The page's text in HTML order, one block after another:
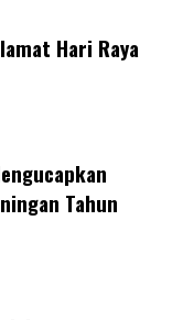
Hari Raya
Tahun